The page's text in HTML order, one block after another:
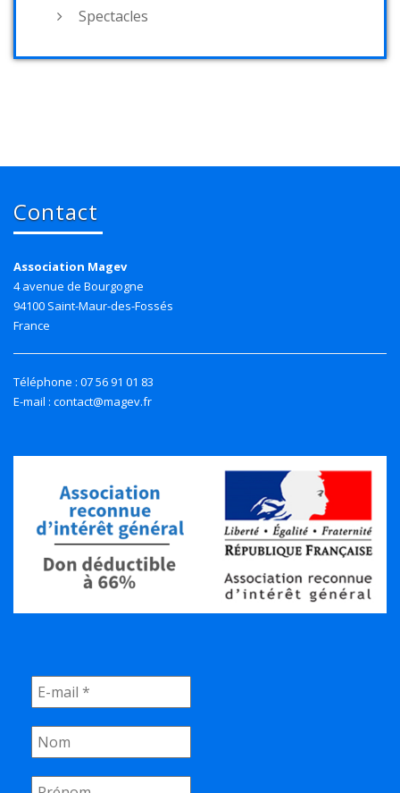
Spectacles
Contact
Association Magev
4 avenue de Bourgogne
94100 Saint-Maur-des-Fossés
France
Téléphone : 07 56 91 01 83
E-mail : contact@magev.fr